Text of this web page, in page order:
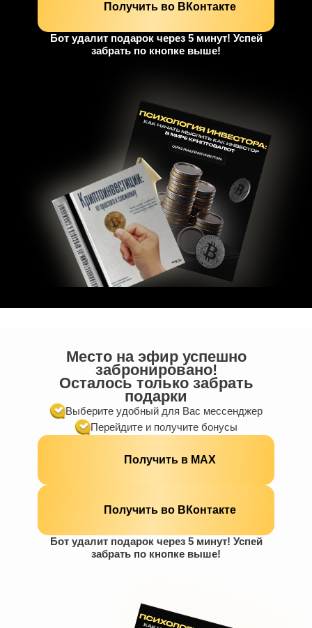
Получить во ВКонтакте
Бот удалит подарок через 5 минут! Успей
забрать по кнопке выше!
Место на эфир успешно
забронировано!
Осталось только забрать
подарки
Выберите удобный для Вас мессенджер
Перейдите и получите бонусы
Получить в МАХ
Получить во ВКонтакте
Бот удалит подарок через 5 минут! Успей
забрать по кнопке выше!